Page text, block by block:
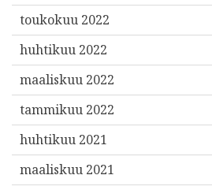
toukokuu 2022
huhtikuu 2022
maaliskuu 2022
tammikuu 2022
huhtikuu 2021
maaliskuu 2021